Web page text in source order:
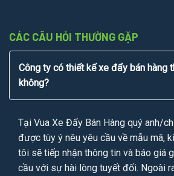
CÁC CÂU HỎI THƯỜNG GẶP
Công ty có thiết kế xe đẩy bán hàng
không?
Tại Vua Xe Đẩy Bán Hàng quý anh/
được tùy ý nêu yêu cầu về mẫu mã,
tôi sẽ tiếp nhận thông tin và báo giá
cầu với sự hài lòng tuyết đối. Ngoài